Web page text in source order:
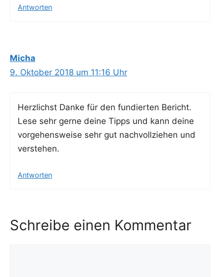
Antworten
Micha
9. Oktober 2018 um 11:16 Uhr
Herz­lichst Dan­ke für den fun­dier­ten Bericht.
Lese sehr ger­ne dei­ne Tipps und kann dei­ne
vor­ge­hens­wei­se sehr gut nach­voll­zie­hen und
verstehen.
Antworten
Schreibe einen Kommentar